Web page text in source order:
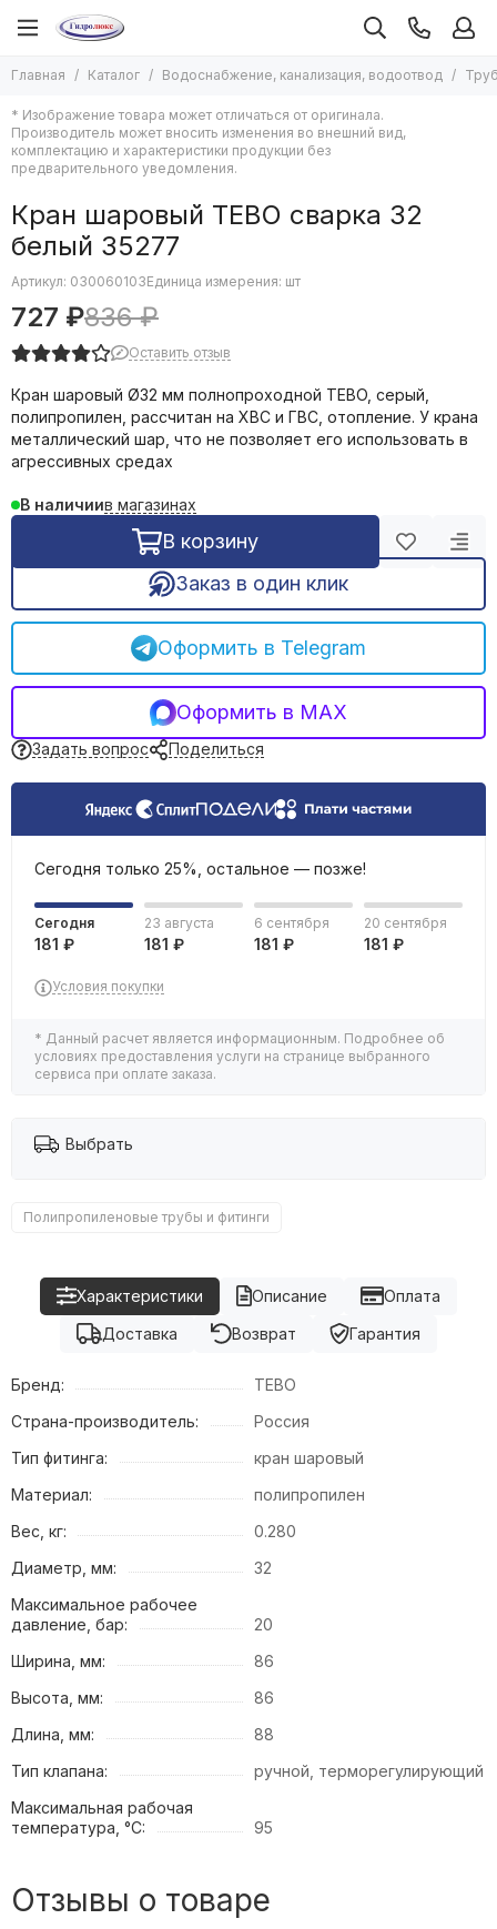
Водоснабжение, канализация, водоотвод
Водонагреватели
Насосы
Автоматика систем водоснабжения
Системы защиты от протечек
Средства монтажа водоснабжения
Кабель греющий в водопровод
Канализация и водоотведение
Гибкие подводки
Смесители воды
Гидропневмобаки
Люки сантехнические
Трубы, фитинги и арматура
Трубы, фитинги и арматура
Аксиальные трубы и фитинги
Гофрированные трубы и фитинги
Металлопластиковые трубы и фитинги (Метапол)
Полипропиленовые трубы и фитинги
Системы трубопроводов из нержавеющей стали
Стальные трубы и фитинги к ним
Трубы и фитинги ПНД
Запорная арматура
Резьбовые фитинги
Редукторы, манометры, термометры
Теплоизоляция для труб
Фильтры грубой очистки
REHAU трубы и фитинги
Фильтрация воды
Главная Каталог Водоснабжение, канализация, водоотвод
* Изображение товара может отличаться от оригинала.
Производитель может вносить изменения во внешний вид,
комплектацию и характеристики продукции без
предварительного уведомления.
Кран шаровый TEBO сварка 32
белый 35277
Артикул: 030060103Единица измерения: шт
727 ₽836 ₽
Оставить отзыв
Кран шаровый Ø32 мм полнопроходной TEBO, серый,
полипропилен, рассчитан на ХВС и ГВС, отопление. У крана
металлический шар, что не позволяет его использовать в
агрессивных средах
В наличии в магазинах
В корзину
Оформить в Telegram
Оформить в MAX
Заказ в один клик
Задать вопрос Поделиться
Сегодня только 25%, остальное — позже!
Сегодня
181 ₽
23 августа
181 ₽
6 сентября
181 ₽
20 сентября
181 ₽
Условия покупки
* Данный расчет является информационным. Подробнее об
условиях предоставления услуги на странице выбранного
сервиса при оплате заказа.
Выбрать
Полипропиленовые трубы и фитинги
Описание
Характеристики
Оплата
Доставка
Возврат Гарантия
Бренд:
TEBO
Страна-производитель:
Россия
Тип фитинга:
кран шаровый
Материал:
полипропилен
Вес, кг:
0.280
Диаметр, мм:
32
Максимальное рабочее
давление, бар:
20
Ширина, мм:
86
Высота, мм:
86
Длина, мм:
88
Тип клапана:
ручной, терморегулирующий
Максимальная рабочая
температура, °C:
95
Отзывы о товаре